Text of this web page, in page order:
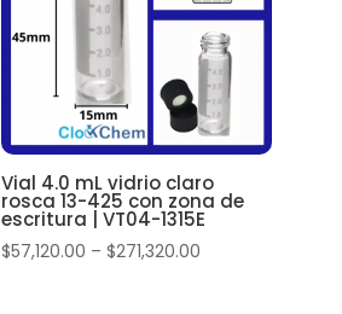
Vial 4.0 mL vidrio claro
rosca 13-425 con zona de
escritura | VT04-1315E
$57,120.00 – $271,320.00